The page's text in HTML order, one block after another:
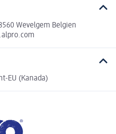
Wevelgem Belgien
EU (Kanada)